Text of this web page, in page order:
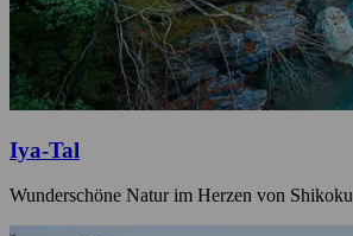
Iya-Tal
Wunderschöne Natur im Herzen von Shikoku